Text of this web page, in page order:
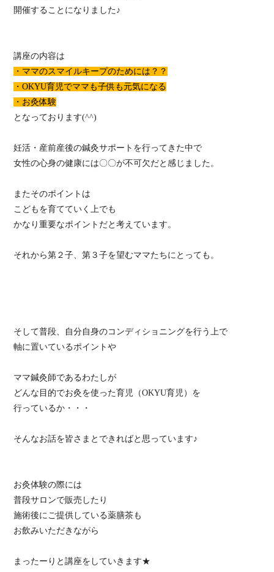
開催することになりました♪
講座の内容は
・ママのスマイルキープのためには？？
・OKYU育児でママも子供も元気になる
・お灸体験
となっております(^^)
妊活・産前産後の鍼灸サポートを行ってきた中で
女性の心身の健康には〇〇が不可欠だと感じました。
またそのポイントは
こどもを育てていく上でも
かなり重要なポイントだと考えています。
それから第２子、第３子を望むママたちにとっても。
そして普段、自分自身のコンディショニングを行う上で
軸に置いているポイントや
ママ鍼灸師であるわたしが
どんな目的でお灸を使った育児（OKYU育児）を
行っているか・・・
そんなお話を皆さまとできればと思っています♪
お灸体験の際には
普段サロンで販売したり
施術後にご提供している薬膳茶も
お飲みいただきながら
まったーりと講座をしていきます★